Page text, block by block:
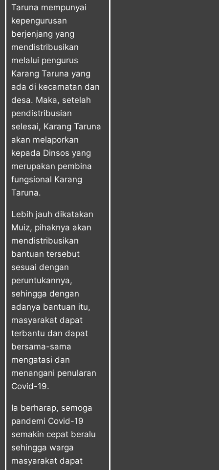
Taruna mempunyai
kepengurusan
berjenjang yang
mendistribusikan
melalui pengurus
Karang Taruna yang
ada di kecamatan dan
desa. Maka, setelah
pendistribusian
selesai, Karang Taruna
akan melaporkan
kepada Dinsos yang
merupakan pembina
fungsional Karang
Taruna.
Lebih jauh dikatakan
Muiz, pihaknya akan
mendistribusikan
bantuan tersebut
sesuai dengan
peruntukannya,
sehingga dengan
adanya bantuan itu,
masyarakat dapat
terbantu dan dapat
bersama-sama
mengatasi dan
menangani penularan
Covid-19.
Ia berharap, semoga
pandemi Covid-19
semakin cepat beralu
sehingga warga
masyarakat dapat